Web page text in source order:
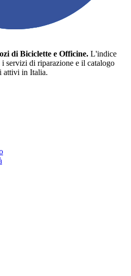
di Biciclette e Officine. L'indice
servizi di riparazione e il catalogo
attivi in Italia.